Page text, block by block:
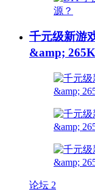
千元级新游
&amp;
论坛 2